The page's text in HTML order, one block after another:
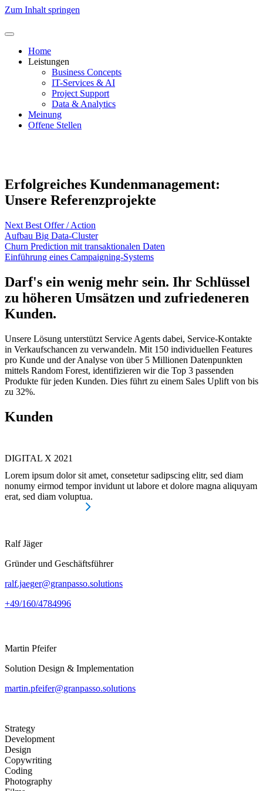
Zum Inhalt springen
Home
Leistungen
Business Concepts
IT-Services & AI
Project Support
Data & Analytics
Meinung
Offene Stellen
Erfolgreiches Kundenmanagement:
Unsere Referenzprojekte
Next Best Offer / Action
Aufbau Big Data-Cluster
Churn Prediction mit transaktionalen Daten
Einführung eines Campaigning-Systems
Darf's ein wenig mehr sein. Ihr Schlüssel
zu höheren Umsätzen und zufriedeneren
Kunden.
Unsere Lösung unterstützt Service Agents dabei, Service-Kontakte
in Verkaufschancen zu verwandeln. Mit 150 individuellen Features
pro Kunde und der Analyse von über 5 Millionen Datenpunkten
mittels Random Forest, identifizieren wir die Top 3 passenden
Produkte für jeden Kunden. Dies führt zu einem Sales Uplift von bis
zu 32%.
Kunden
DIGITAL X 2021
Lorem ipsum dolor sit amet, consetetur sadipscing elitr, sed diam
nonumy eirmod tempor invidunt ut labore et dolore magna aliquyam
erat, sed diam voluptua.
Ralf Jäger
Gründer und Geschäftsführer
ralf.jaeger@granpasso.solutions
+49/160/4784996
Martin Pfeifer
Solution Design & Implementation
martin.pfeifer@granpasso.solutions
Strategy
Development
Design
Copywriting
Coding
Photography